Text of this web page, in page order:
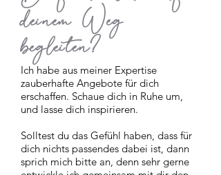
deinem Weg
begleiten?
Ich habe aus meiner Expertise
zauberhafte Angebote für dich
erschaffen. Schaue dich in Ruhe um,
und lasse dich inspirieren.
Solltest du das Gefühl haben, dass für
dich nichts passendes dabei ist, dann
sprich mich bitte an, denn sehr gerne